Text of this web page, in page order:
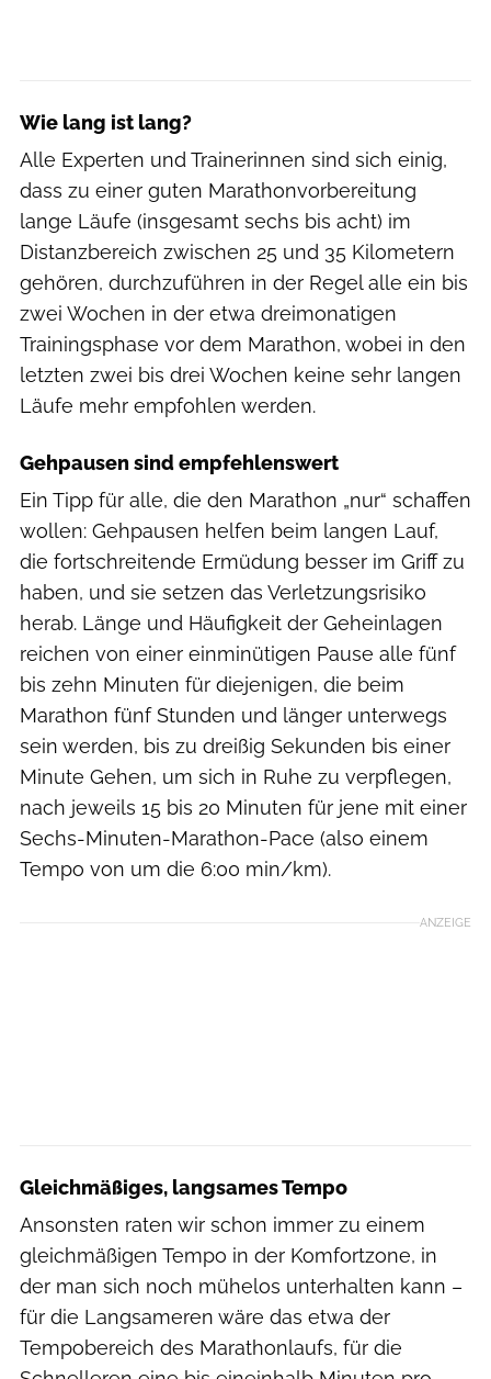
Wie lang ist lang?
Alle Experten und Trainerinnen sind sich einig,
dass zu einer guten Marathonvorbereitung
lange Läufe (insgesamt sechs bis acht) im
Distanzbereich zwischen 25 und 35 Kilometern
gehören, durchzuführen in der Regel alle ein bis
zwei Wochen in der etwa dreimonatigen
Trainingsphase vor dem Marathon, wobei in den
letzten zwei bis drei Wochen keine sehr langen
Läufe mehr empfohlen werden.
Gehpausen sind empfehlenswert
Ein Tipp für alle, die den Marathon „nur“ schaffen
wollen: Gehpausen helfen beim langen Lauf,
die fortschreitende Ermüdung besser im Griff zu
haben, und sie setzen das Verletzungsrisiko
herab. Länge und Häufigkeit der Geheinlagen
reichen von einer einminütigen Pause alle fünf
bis zehn Minuten für diejenigen, die beim
Marathon fünf Stunden und länger unterwegs
sein werden, bis zu dreißig Sekunden bis einer
Minute Gehen, um sich in Ruhe zu verpflegen,
nach jeweils 15 bis 20 Minuten für jene mit einer
Sechs-Minuten-Marathon-Pace (also einem
Tempo von um die 6:00 min/km).
ANZEIGE
Gleichmäßiges, langsames Tempo
Ansonsten raten wir schon immer zu einem
gleichmäßigen Tempo in der Komfortzone, in
der man sich noch mühelos unterhalten kann –
für die Langsameren wäre das etwa der
Tempobereich des Marathonlaufs, für die